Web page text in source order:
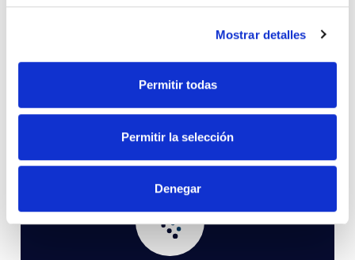
Mostrar detalles
Permitir todas
Permitir la selección
Denegar